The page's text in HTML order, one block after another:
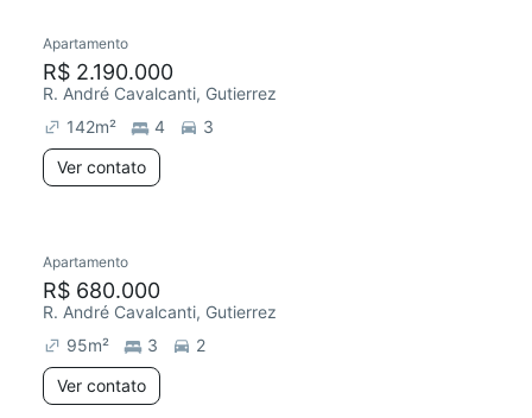
Apartamento
R$ 2.190.000
R. André Cavalcanti, Gutierrez
142m² 4
3
Ver contato
Redecorar
Apartamento
R$ 680.000
R. André Cavalcanti, Gutierrez
95m² 3
2
Ver contato